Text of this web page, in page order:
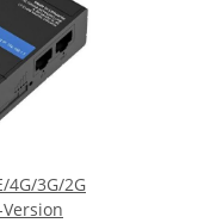
4G/3G/2G